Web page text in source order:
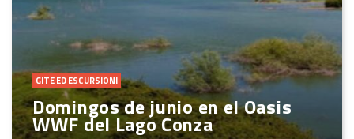
GITE ED ESCURSIONI
Domingos de junio en el Oasis
WWF del Lago Conza